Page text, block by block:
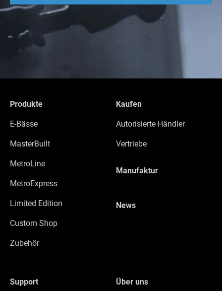
Produkte
E-Bässe
MasterBuilt
MetroLine
MetroExpress
Limited Edition
Custom Shop
Zubehör
Kaufen
Autorisierte Händler
Vertriebe
Manufaktur
News
Support Über uns